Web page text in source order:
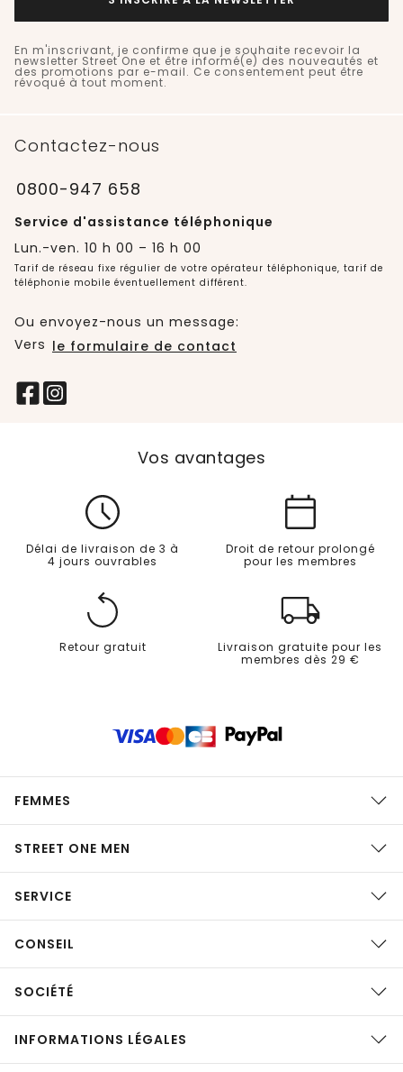
En m'inscrivant, je confirme que je souhaite recevoir la
newsletter Street One et être informé(e) des nouveautés et
des promotions par e-mail. Ce consentement peut être
révoqué à tout moment.
Contactez-nous
0800-947 658
Service d'assistance téléphonique
Lun.-ven. 10 h 00 – 16 h 00
Tarif de réseau fixe régulier de votre opérateur téléphonique, tarif de
téléphonie mobile éventuellement différent.
Ou envoyez-nous un message:
Vers le formulaire de contact
Vos avantages
Délai de livraison de 3 à
4 jours ouvrables
Droit de retour prolongé
pour les membres
Retour gratuit
Livraison gratuite pour les
membres dès 29 €
FEMMES
STREET ONE MEN
SERVICE
CONSEIL
SOCIÉTÉ
INFORMATIONS LÉGALES